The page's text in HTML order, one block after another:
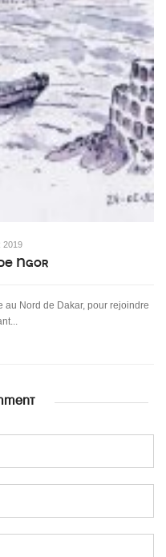
2019
Ngor
au Nord de Dakar, pour rejoindre